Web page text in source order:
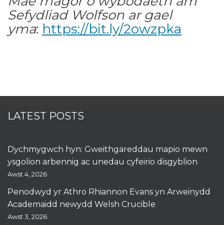
Sefydliad Wolfson ar gael
yma: https://bit.ly/2owzpka
LATEST POSTS
Dychmygwch hyn: Gweithgareddau mapio mewn
ysgolion arbennig ac unedau cyfeirio disgyblion
Awst 4, 2026
Penodwyd yr Athro Rhiannon Evans yn Arweinydd
Academaidd newydd Welsh Crucible
Awst 3, 2026